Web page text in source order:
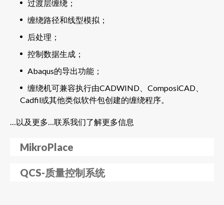
过渡层缠绕；
缠绕路径和线型模拟；
后处理；
控制数据生成；
Abaqus的导出功能；
缠绕机可兼容执行由CADWIND、ComposiCAD、
Cadfil或其他类似软件包创建的缠绕程序。
…以及更多…联系我们了解更多信息
MikroPlace
QCS-质量控制系统